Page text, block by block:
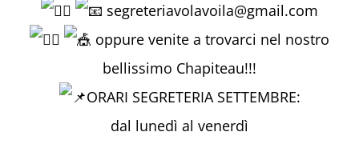
segreteriavolavoila@gmail.com
oppure venite a trovarci nel nostro
bellissimo Chapiteau!!!
ORARI SEGRETERIA SETTEMBRE:
dal lunedì al venerdì